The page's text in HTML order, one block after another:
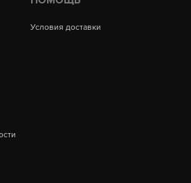
Условия доставки